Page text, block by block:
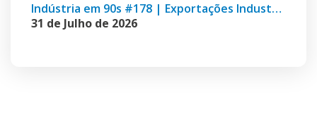
Indústria em 90s #178 | Exportações Industriais, Visita de Ministros e Robótica no México
31 de Julho de 2026